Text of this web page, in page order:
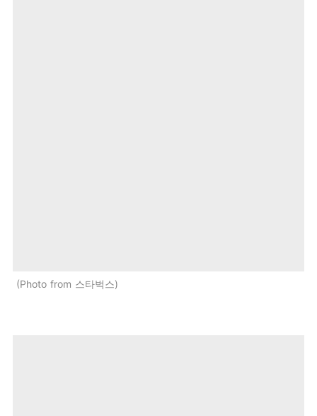
Photo from 스타벅스